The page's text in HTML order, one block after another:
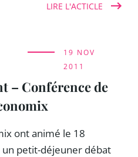
LIRE L'ACTICLE
19 NOV
2011
– Conférence de
ont animé le 18
petit-déjeuner débat